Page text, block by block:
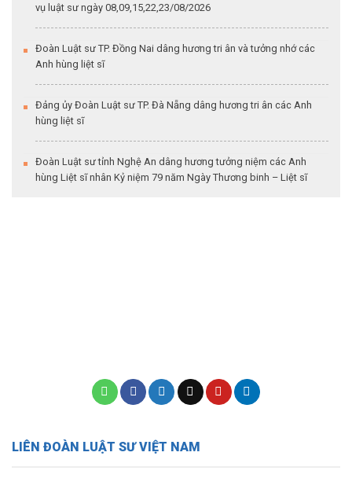
vụ luật sư ngày 08,09,15,22,23/08/2026
Đoàn Luật sư TP. Đồng Nai dâng hương tri ân và tưởng nhớ các
Anh hùng liệt sĩ
Đảng ủy Đoàn Luật sư TP. Đà Nẵng dâng hương tri ân các Anh
hùng liệt sĩ
Đoàn Luật sư tỉnh Nghệ An dâng hương tưởng niệm các Anh
hùng Liệt sĩ nhân Kỷ niệm 79 năm Ngày Thương binh – Liệt sĩ
LIÊN ĐOÀN LUẬT SƯ VIỆT NAM